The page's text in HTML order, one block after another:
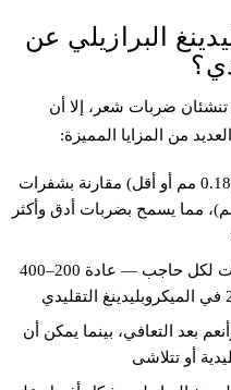
البرازيلي عن
تنشئان ضربات شعر، إلا أن
من المزايا المميزة:
تستخدم شفرة أرق (0.18 مم أو أقل) مقارنة بشفرات
التقليدية (0.25–0.35 مم)، مما يسمح بضربات أدق وأكثر
عدد أكبر من الضربات لكل حاجب — عادة 200–400
بعد التعافي، بينما يمكن أن
أو تتلاشى